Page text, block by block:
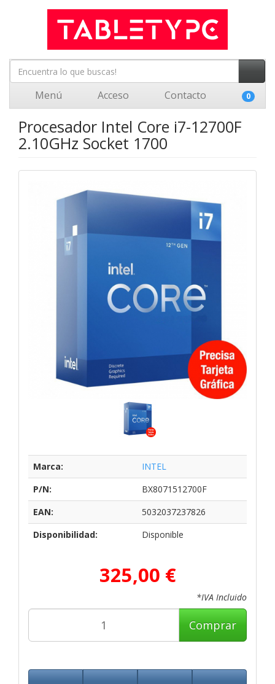
Menú Acceso Contacto 0
Procesador Intel Core i7-12700F
2.10GHz Socket 1700
Marca:
INTEL
P/N:
BX8071512700F
EAN:
5032037237826
Disponibilidad:
Disponible
325,00 €
*IVA Incluido
Comprar